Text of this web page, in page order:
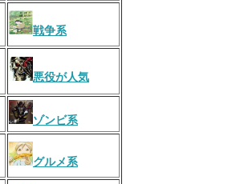
戦争系
悪役が人気
ゾンビ系
グルメ系